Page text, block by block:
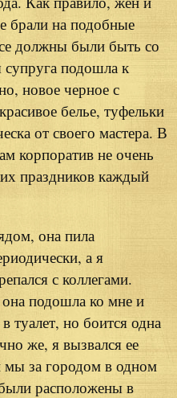
брали на подобные
должны были быть со
подошла к
новое черное с
белье, туфельки
от своего мастера. В
корпоратив не очень
праздников каждый
она пила
а я
с коллегами.
подошла ко мне и
туалет, но боится одна
же, я вызвался ее
мы за городом в одном
расположены в